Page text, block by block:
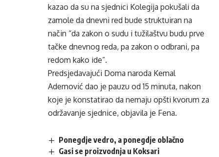
kazao da su na sjednici Kolegija pokušali da
zamole da dnevni red bude struktuiran na
način “da zakon o sudu i tužilaštvu budu prve
tačke dnevnog reda, pa zakon o odbrani, pa
redom kako ide”.
Predsjedavajući Doma naroda Kemal
Ademović dao je pauzu od 15 minuta, nakon
koje je konstatirao da nemaju opšti kvorum za
održavanje sjednice, objavila je Fena.
Ponegdje vedro, a ponegdje oblačno
Gasi se proizvodnja u Koksari